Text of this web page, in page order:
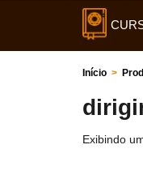
Início >
Exibindo